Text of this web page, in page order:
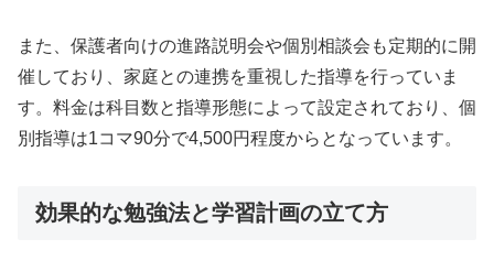
また、保護者向けの進路説明会や個別相談会も定期的に開
催しており、家庭との連携を重視した指導を行っていま
す。料金は科目数と指導形態によって設定されており、個
別指導は1コマ90分で4,500円程度からとなっています。
効果的な勉強法と学習計画の立て方